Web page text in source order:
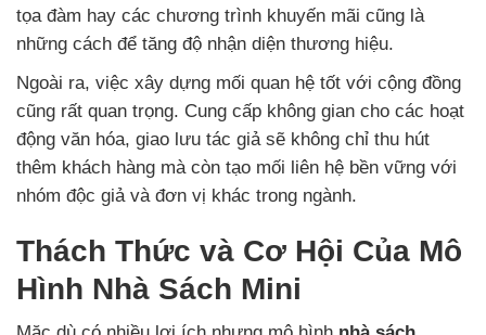
tọa đàm hay các chương trình khuyến mãi cũng là
những cách để tăng độ nhận diện thương hiệu.
Ngoài ra, việc xây dựng mối quan hệ tốt với cộng đồng
cũng rất quan trọng. Cung cấp không gian cho các hoạt
động văn hóa, giao lưu tác giả sẽ không chỉ thu hút
thêm khách hàng mà còn tạo mối liên hệ bền vững với
nhóm độc giả và đơn vị khác trong ngành.
Thách Thức và Cơ Hội Của Mô
Hình Nhà Sách Mini